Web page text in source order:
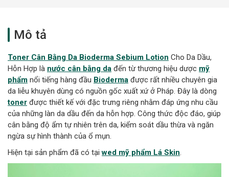
Mô tả
Toner Cân Bằng Da Bioderma Sebium Lotion Cho Da Dầu,
Hỗn Hợp là nước cân bằng da đến từ thương hiệu dược mỹ
phẩm nổi tiếng hàng đầu Bioderma được rất nhiều chuyên gia
da liễu khuyên dùng có nguồn gốc xuất xứ ở Pháp. Đây là dòng
toner được thiết kế với đặc trưng riêng nhằm đáp ứng nhu cầu
của những làn da dầu đến da hỗn hợp. Công thức độc đáo, giúp
cân bằng độ ẩm tự nhiên trên da, kiểm soát dầu thừa và ngăn
ngừa sự hình thành của ổ mụn.
Hiện tại sản phẩm đã có tạiwed mỹ phẩm Lá Skin.